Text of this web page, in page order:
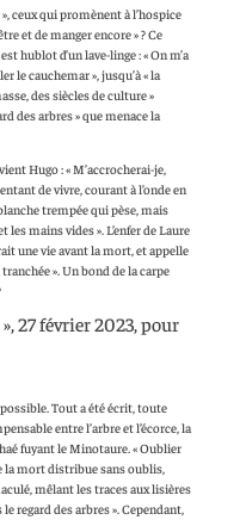
ceux qui promènent à l’hospice
et de manger encore » ? Ce
hublot d’un lave-linge : « On m’a
le cauchemar », jusqu’à « la
des siècles de culture »
des arbres » que menace la
Hugo : « M’accrocherai-je,
de vivre, courant à l’onde en
trempée qui pèse, mais
mains vides ». L’enfer de Laure
une vie avant la mort, et appelle
». Un bond de la carpe
27 février 2023, pour
Tout a été écrit, toute
entre l’arbre et l’écorce, la
fuyant le Minotaure. « Oublier
la mort distribue sans oublis,
mêlant les traces aux lisières
regard des arbres ». Cependant,